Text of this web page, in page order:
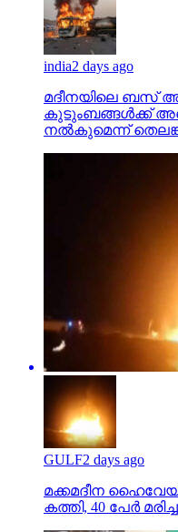
india2 days ago
മദീനയിലെ ബസ്
കുടുംബങ്ങള്‍ക്ക്
നല്‍കുമെന്ന്
GULF2 days ago
മക്കമദീന
കത്തി, 40 പേര്‍